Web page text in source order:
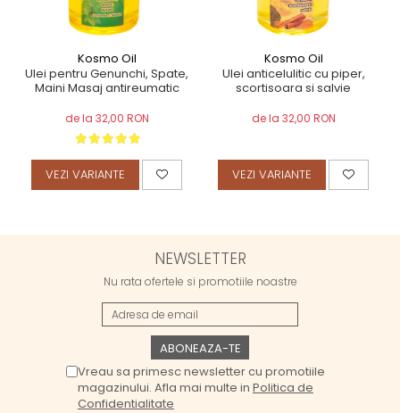
Kosmo Oil
Ulei pentru Genunchi, Spate,
Maini Masaj antireumatic
de la 32,00 RON
VEZI VARIANTE
Kosmo Oil
Ulei anticelulitic cu piper,
scortisoara si salvie
de la 32,00 RON
VEZI VARIANTE
NEWSLETTER
Nu rata ofertele si promotiile noastre
Vreau sa primesc newsletter cu promotiile
magazinului. Afla mai multe in Politica de
Confidentialitate